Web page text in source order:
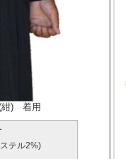
紺) 着用
テル2%)